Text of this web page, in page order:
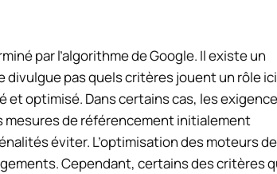
par l’algorithme de Google. Il existe un
pas quels critères jouent un rôle
et optimisé. Dans certains cas, les
mesures de référencement initialement
éviter. L’optimisation des moteurs de
Cependant, certains des critères